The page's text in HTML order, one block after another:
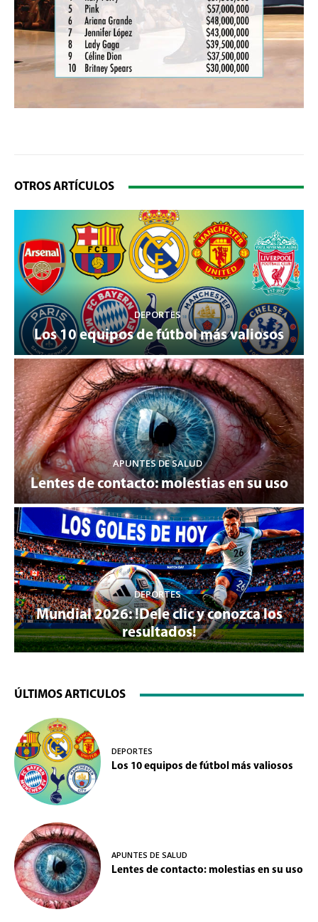
OTROS ARTÍCULOS
DEPORTES
Los 10 equipos de fútbol más valiosos
APUNTES DE SALUD
Lentes de contacto: molestias en su uso
DEPORTES
Mundial 2026: !Dele clic y conozca los
resultados!
ÚLTIMOS ARTICULOS
DEPORTES
Los 10 equipos de fútbol más valiosos
APUNTES DE SALUD
Lentes de contacto: molestias en su uso